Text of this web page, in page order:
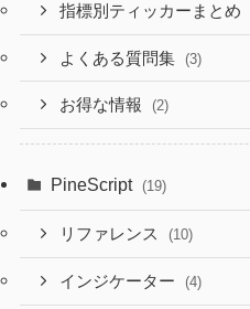
指標別ティッカーまとめ
よくある質問集 (3)
お得な情報 (2)
PineScript (19)
リファレンス (10)
インジケーター (4)